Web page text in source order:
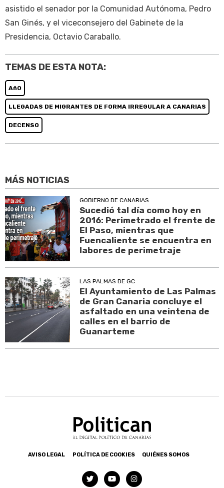
asistido el senador por la Comunidad Autónoma, Pedro
San Ginés, y el viceconsejero del Gabinete de la
Presidencia, Octavio Caraballo.
TEMAS DE ESTA NOTA:
AñO
LLEGADAS DE MIGRANTES DE FORMA IRREGULAR A CANARIAS
DECENSO
MÁS NOTICIAS
GOBIERNO DE CANARIAS
Sucedió tal día como hoy en
2016: Perimetrado el frente de
El Paso, mientras que
Fuencaliente se encuentra en
labores de perimetraje
LAS PALMAS DE GC
El Ayuntamiento de Las Palmas
de Gran Canaria concluye el
asfaltado en una veintena de
calles en el barrio de
Guanarteme
AVISO LEGAL POLÍTICA DE COOKIES QUIÉNES SOMOS